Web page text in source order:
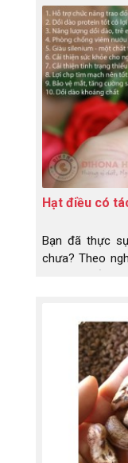
Hạt điều có
Bạn đã thực
chưa? Theo